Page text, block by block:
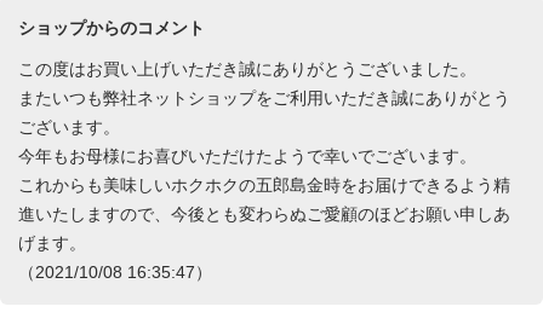
ショップからのコメント
この度はお買い上げいただき誠にありがとうございました。
またいつも弊社ネットショップをご利用いただき誠にありがとう
ございます。
今年もお母様にお喜びいただけたようで幸いでございます。
これからも美味しいホクホクの五郎島金時をお届けできるよう精
進いたしますので、今後とも変わらぬご愛顧のほどお願い申しあ
げます。
（2021/10/08 16:35:47）